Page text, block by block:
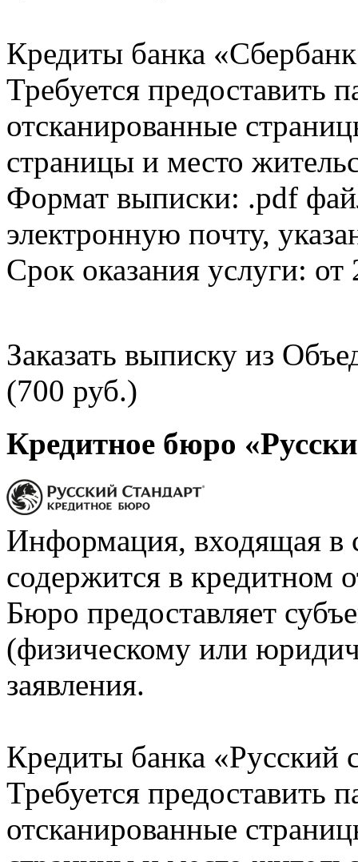
Кредиты банка
Требуется предоставить
отсканированные
страницы и место
Формат выписки: .pdf
электронную почту,
Срок оказания услуги: от
Заказать выписку из
(700 руб.)
Кредитное бюро
Информация, входящая в
содержится в кредитном
Бюро предоставляет
(физическому или
заявления.
Кредиты банка «Русский
Требуется предоставить
отсканированные